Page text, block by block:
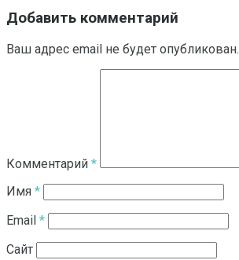
Добавить комментарий
Ваш адрес email не будет опубликован.
Комментарий *
Имя *
Email *
Сайт